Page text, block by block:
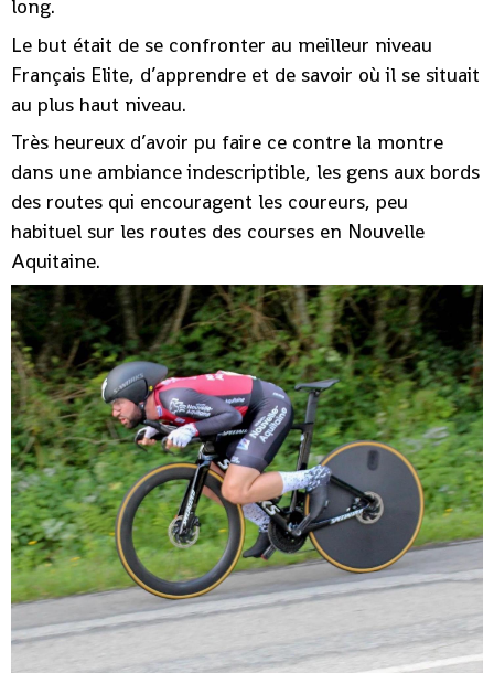
long.
Le but était de se confronter au meilleur niveau
Français Elite, d’apprendre et de savoir où il se situait
au plus haut niveau.
Très heureux d’avoir pu faire ce contre la montre
dans une ambiance indescriptible, les gens aux bords
des routes qui encouragent les coureurs, peu
habituel sur les routes des courses en Nouvelle
Aquitaine.